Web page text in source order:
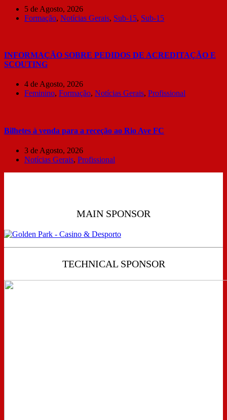
5 de Agosto, 2026
Formação, Notícias Gerais, Sub-15, Sub-15
INFORMAÇÃO SOBRE PEDIDOS DE ACREDITAÇÃO E
SCOUTING
4 de Agosto, 2026
Feminino, Formação, Notícias Gerais, Profissional
Bilhetes à venda para a receção ao Rio Ave FC
3 de Agosto, 2026
Notícias Gerais, Profissional
MAIN SPONSOR
TECHNICAL SPONSOR